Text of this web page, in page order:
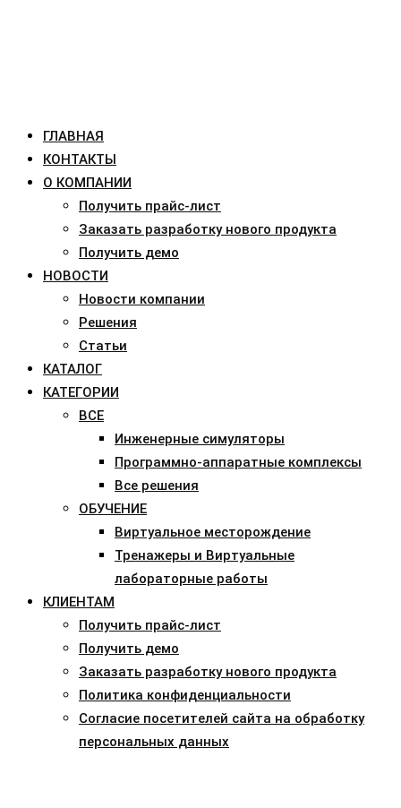
ГЛАВНАЯ
КОНТАКТЫ
О КОМПАНИИ
Получить прайс-лист
Заказать разработку нового продукта
Получить демо
НОВОСТИ
Новости компании
Решения
Статьи
КАТАЛОГ
КАТЕГОРИИ
ВСЕ
Инженерные симуляторы
Программно-аппаратные комплексы
Все решения
ОБУЧЕНИЕ
Виртуальное месторождение
Тренажеры и Виртуальные
лабораторные работы
КЛИЕНТАМ
Получить прайс-лист
Получить демо
Заказать разработку нового продукта
Политика конфиденциальности
Согласие посетителей сайта на обработку
персональных данных